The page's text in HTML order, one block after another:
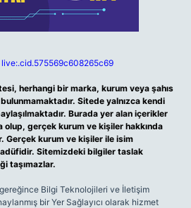
herhangi bir marka, kurum veya şahıs
Sitede yalnızca kendi
Burada yer alan içerikler
olup, gerçek kurum ve kişiler hakkında
Gerçek kurum ve kişiler ile isim
Sitemizdeki bilgiler taslak
taşımazlar.
Bilgi Teknolojileri ve İletişim
bir Yer Sağlayıcı olarak hizmet